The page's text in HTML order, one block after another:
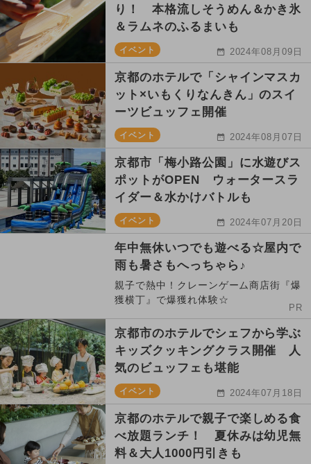
り！ 本格流しそうめん＆かき氷
＆ラムネのふるまいも
イベント 2024年08月09日
京都のホテルで「シャインマスカ
ット×いもくりなんきん」のスイ
ーツビュッフェ開催
イベント 2024年08月07日
京都市「梅小路公園」に水遊びス
ポットがOPEN ウォータースラ
イダー＆水かけバトルも
イベント 2024年07月20日
年中無休いつでも遊べる☆屋内で
雨も暑さもへっちゃら♪
親子で熱中！クレーンゲーム商店街『爆
獲横丁』で爆獲れ体験☆
PR
京都市のホテルでシェフから学ぶ
キッズクッキングクラス開催 人
気のビュッフェも堪能
イベント 2024年07月18日
京都のホテルで親子で楽しめる食
べ放題ランチ！ 夏休みは幼児無
料＆大人1000円引きも